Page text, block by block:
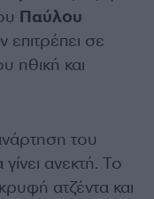
Παύλου
επιτρέπει σε
ηθική και
του
ανεκτή. Το
ατζέντα και